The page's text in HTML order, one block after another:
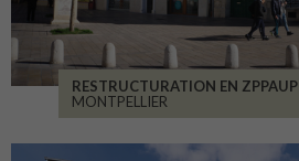
RESTRUCTURATION EN ZPPAUP
MONTPELLIER